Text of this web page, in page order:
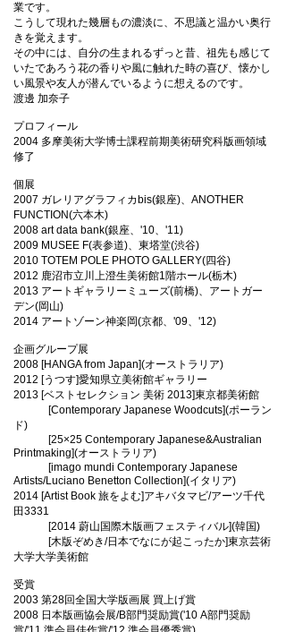
業です。
こうして現れた幾層もの濃淡に、不思議と温かい奥行
きを覚えます。
その中には、自分の生まれるずっと昔、祖先も感じて
いたであろう花の香りや風に触れた時の喜び、懐かし
い風景や友人が潜んでいるように想えるのです。
渡邊 加奈子
プロフィール
2004 多摩美術大学博士課程前期美術研究科版画領域
修了
個展
2007 ガレリアグラフィカbis(銀座)、ANOTHER
FUNCTION(六本木)
2008 art data bank(銀座、'10、'11)
2009 MUSEE F(表参道)、東塔堂(渋谷)
2010 TOTEM POLE PHOTO GALLERY(四谷)
2012 鹿沼市立川上澄生美術館1階ホール(栃木)
2013 アートギャラリーミューズ(前橋)、アートガー
デン(岡山)
2014 アートゾーン神楽岡(京都、'09、'12)
企画グループ展
2008 [HANGA from Japan](オーストラリア)
2012 [うつす]愛知県立美術館ギャラリー
2013 [ベストセレクション 美術 2013]東京都美術館
[Contemporary Japanese Woodcuts](ポーラン
ド)
[25×25 Contemporary Japanese&Australian
Printmaking](オーストラリア)
[imago mundi Contemporary Japanese
Artists/Luciano Benetton Collection](イタリア)
2014 [Artist Book 旅をよむ]アキバタマビ/アーツ千代
田3331
[2014 蔚山国際木版画フェスティバル](韓国)
[木版ぞめき/日本でなにが起こったか]東京芸術
大学大学美術館
受賞
2003 第28回全国大学版画展 買上げ賞
2008 日本版画協会展/B部門奨励賞('10 A部門奨励